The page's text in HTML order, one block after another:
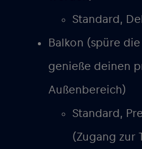
Standard,
Balkon (spüre
genieße deinen
Außenbereich)
Standard,
(Zugang zur